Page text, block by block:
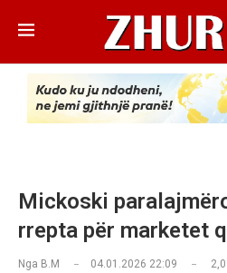
Mickoski
rrepta për marketet
Nga B.M 04.01.2026 22:09